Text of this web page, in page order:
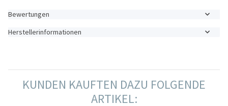
Bewertungen
Herstellerinformationen
KUNDEN KAUFTEN DAZU FOLGENDE
ARTIKEL: